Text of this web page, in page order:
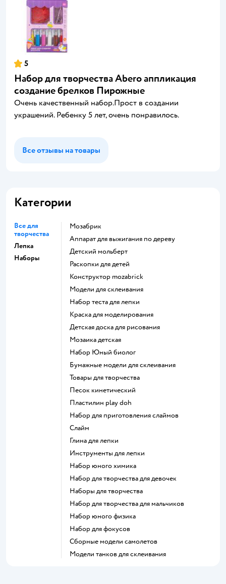
5
Набор для творчества Abero аппликация
создание брелков Пирожные
Очень качественный набор.Прост в создании
украшений. Ребенку 5 лет, очень понравилось.
Все отзывы на товары
Категории
Все для
творчества
Лепка
Наборы
Мозабрик
Аппарат для выжигания по дереву
Детский мольберт
Раскопки для детей
Конструктор mozabrick
Модели для склеивания
Набор теста для лепки
Краска для моделирования
Детская доска для рисования
Мозаика детская
набор Юный биолог
Бумажные модели для склеивания
Товары для творчества
Песок кинетический
Пластилин play doh
Набор для приготовления слаймов
Слайм
Глина для лепки
Инструменты для лепки
Набор юного химика
Набор для творчества для девочек
Наборы для творчества
Набор для творчества для мальчиков
Набор юного физика
Набор для фокусов
Сборные модели самолетов
Модели танков для склеивания